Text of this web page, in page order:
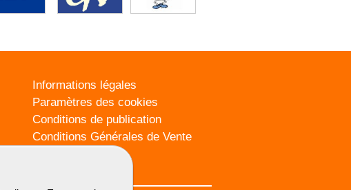
Informations légales
Paramètres des cookies
Conditions de publication
Conditions Générales de Vente